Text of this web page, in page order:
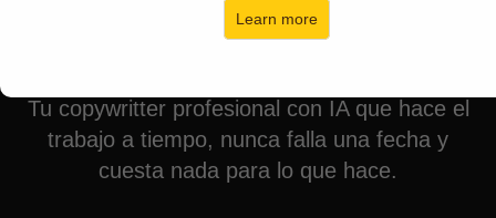
Learn more
Email Marketing
Tu copywritter profesional con IA que hace el
trabajo a tiempo, nunca falla una fecha y
cuesta nada para lo que hace.